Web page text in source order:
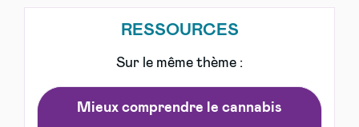
RESSOURCES
Sur le même thème :
Mieux comprendre le cannabis